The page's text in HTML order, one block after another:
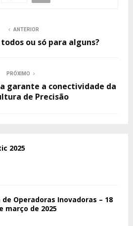
ANTERIOR
ou só para alguns?
PRÓXIMO
garante a conectividade da
de Precisão
2025
de Operadoras Inovadoras – 18
março de 2025